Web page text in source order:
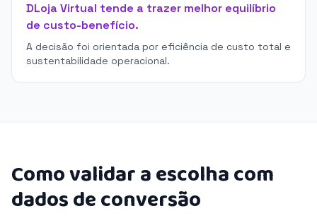
DLoja Virtual tende a trazer melhor equilíbrio
de custo-benefício.
A decisão foi orientada por eficiência de custo total e
sustentabilidade operacional.
Como validar a escolha com
dados de conversão